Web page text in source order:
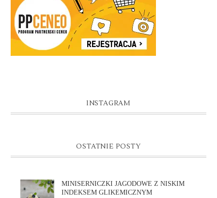
INSTAGRAM
OSTATNIE POSTY
MINISERNICZKI JAGODOWE Z NISKIM
INDEKSEM GLIKEMICZNYM